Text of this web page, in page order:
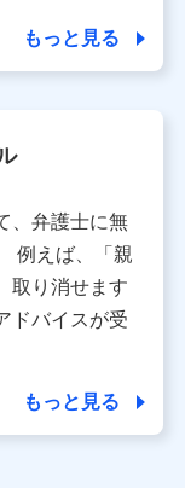
の識別子、属
関する情報。例
、家族構成、住
が含まれます。
サービスなどの
、当社又は株式
契約状態・ご利
情報、アプリケ
れたサービスや
関連サービスに
もっと見る
、弁護士に無
例えば、「親
取り消せます
ドバイスが受
もっと見る